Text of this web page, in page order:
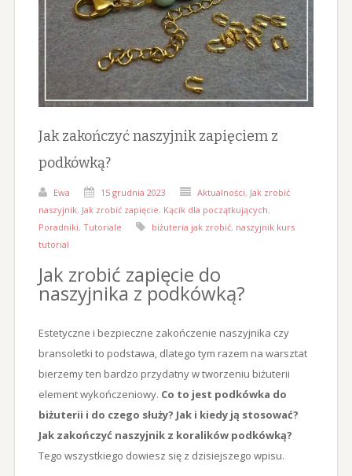
Jak zakończyć naszyjnik zapięciem z
podkówką?
Ewa 15 grudnia 2023 Aktualności, Jak zrobić
naszyjnik, Jak zrobić zapięcie, Kącik dla początkujących,
Poradniki, Tutoriale biżuteria jak zrobić, naszyjnik kurs
tutorial
Jak zrobić zapięcie do
naszyjnika z podkówką?
Estetyczne i bezpieczne zakończenie naszyjnika czy
bransoletki to podstawa, dlatego tym razem na warsztat
bierzemy ten bardzo przydatny w tworzeniu biżuterii
element wykończeniowy. Co to jest podkówka do
biżuterii i do czego służy? Jak i kiedy ją stosować?
Jak zakończyć naszyjnik z koralików podkówką?
Tego wszystkiego dowiesz się z dzisiejszego wpisu.